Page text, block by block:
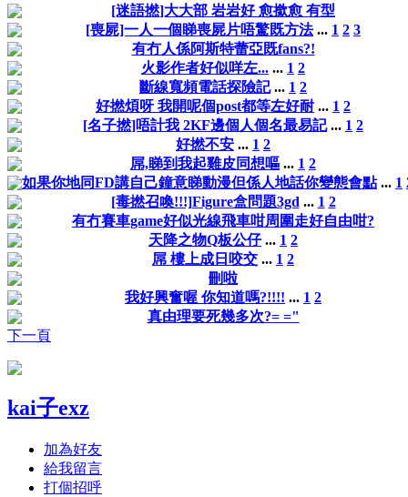
[迷語撚]大大部 岩岩好 愈撳愈 有型
[喪屍]一人一個睇喪屍片唔驚既方法 ... 1 2 3
有冇人係阿斯特蕾亞既fans?!
火影作者好似咩左... ... 1 2
斷線寬頻電話探險記 ... 1 2
好撚煩呀 我開呢個post都等左好耐 ... 1 2
[名子撚]唔計我 2KF邊個人個名最易記 ... 1 2
好撚不安 ... 1 2
屌,睇到我起雞皮同想嘔 ... 1 2
如果你地同FD講自己鐘意睇動漫但係人地話你變態會點 ... 1
[毒撚召喚!!!]Figure盒問題3gd ... 1 2
有冇賽車game好似光線飛車咁周圍走好自由咁?
天降之物Q板公仔 ... 1 2
屌 樓上成日咬交 ... 1 2
刪啦
我好興奮喔 你知道嗎?!!!! ... 1 2
真由理要死幾多次?= ="
下一頁
kai子exz
加為好友
給我留言
打個招呼